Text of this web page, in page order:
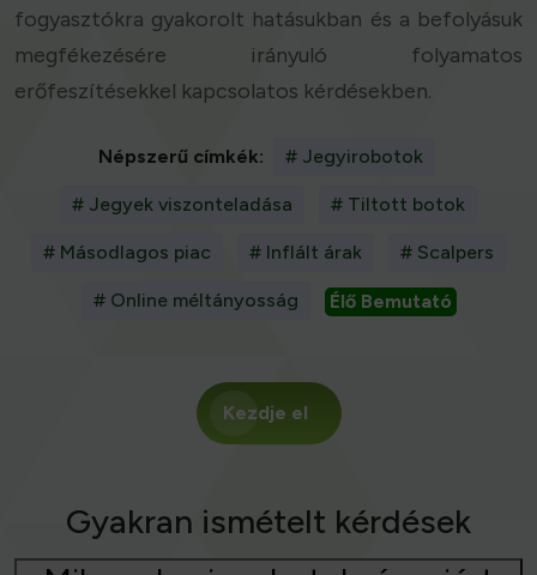
fogyasztókra gyakorolt hatásukban és a befolyásuk
megfékezésére irányuló folyamatos
erőfeszítésekkel kapcsolatos kérdésekben.
Népszerű címkék: # Jegyirobotok
# Jegyek viszonteladása # Tiltott botok
# Másodlagos piac # Inflált árak # Scalpers
# Online méltányosság Élő Bemutató
Kezdje el
Gyakran ismételt kérdések